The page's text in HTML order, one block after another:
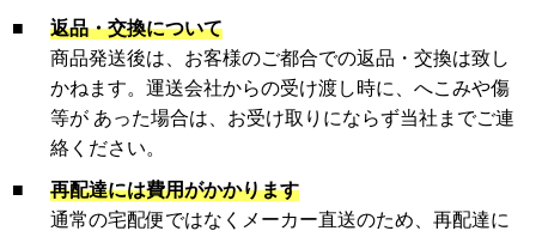
■
返品・交換について
商品発送後は、お客様のご都合での返品・交換は致し
かねます。運送会社からの受け渡し時に、へこみや傷
等が あった場合は、お受け取りにならず当社までご連
絡ください。
■
再配達には費用がかかります
通常の宅配便ではなくメーカー直送のため、再配達に